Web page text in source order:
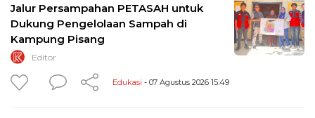
Jalur Persampahan PETASAH untuk
Dukung Pengelolaan Sampah di
Kampung Pisang
Editor
Edukasi - 07 Agustus 2026 15:49